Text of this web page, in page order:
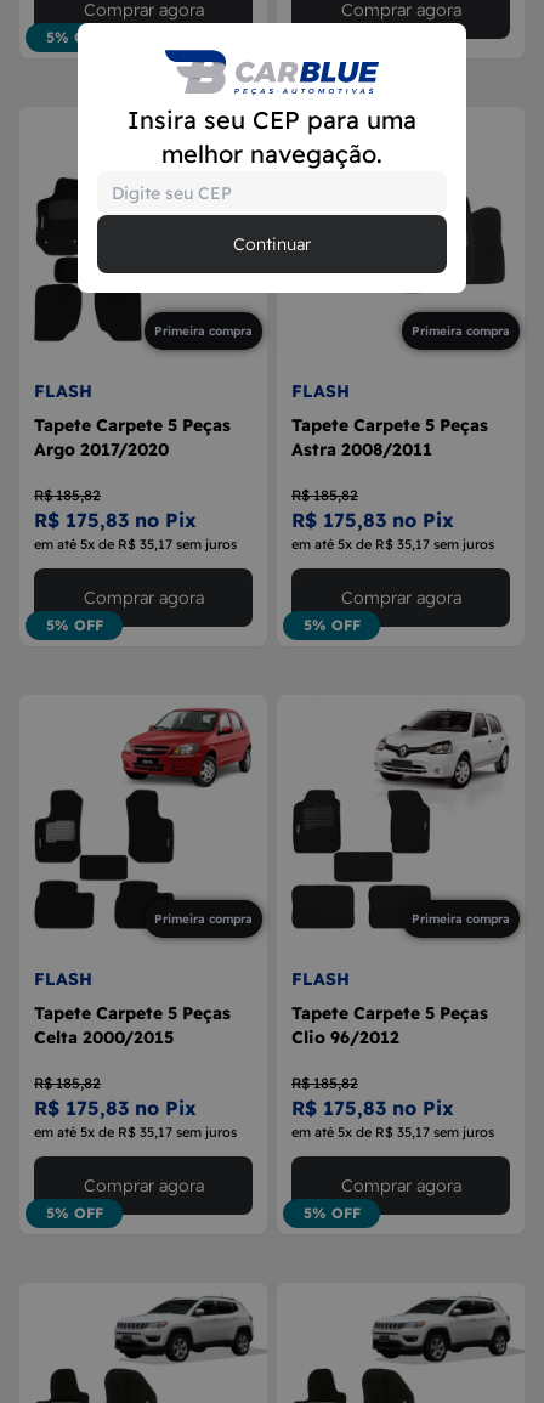
Insira seu CEP para uma
melhor navegação.
Continuar
5% OFF
Comprar agora Comprar agora
Primeira compra
FLASH
Tapete Carpete 5 Peças
Argo 2017/2020
R$ 185,82
R$ 175,83 no Pix
em até 5x de R$ 35,17 sem juros
5% OFF
Comprar agora
Primeira compra
FLASH
Tapete Carpete 5 Peças
Astra 2008/2011
R$ 185,82
R$ 175,83 no Pix
em até 5x de R$ 35,17 sem juros
5% OFF
Comprar agora
Primeira compra
FLASH
Tapete Carpete 5 Peças
Celta 2000/2015
R$ 185,82
R$ 175,83 no Pix
em até 5x de R$ 35,17 sem juros
5% OFF
Comprar agora
Primeira compra
FLASH
Tapete Carpete 5 Peças
Clio 96/2012
R$ 185,82
R$ 175,83 no Pix
em até 5x de R$ 35,17 sem juros
5% OFF
Comprar agora